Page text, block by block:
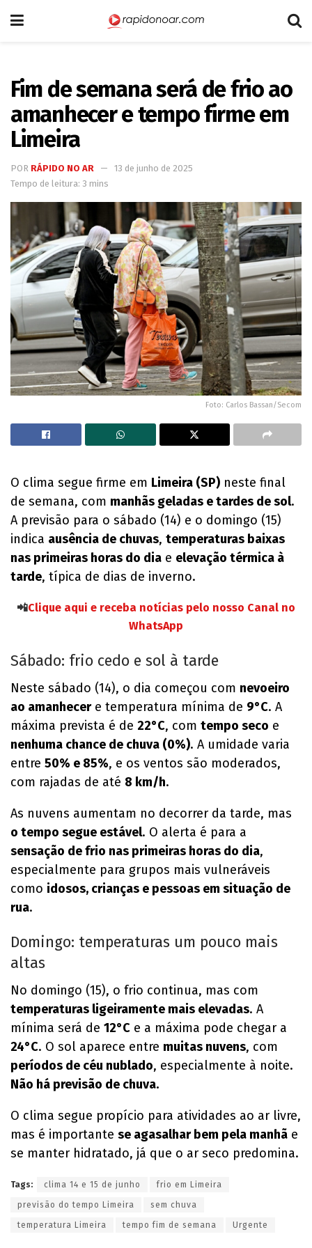
Fim de semana será de frio ao
amanhecer e tempo firme em
Limeira
POR RÁPIDO NO AR
13 de junho de 2025
Tempo de leitura: 3 mins
Foto: Carlos Bassan/Secom
O clima segue firme em Limeira (SP) neste final
de semana, com manhãs geladas e tardes de sol.
A previsão para o sábado (14) e o domingo (15)
indica ausência de chuvas, temperaturas baixas
nas primeiras horas do dia e elevação térmica à
tarde, típica de dias de inverno.
📲Clique aqui e receba notícias pelo nosso Canal no
WhatsApp
Sábado: frio cedo e sol à tarde
Neste sábado (14), o dia começou com nevoeiro
ao amanhecere temperatura mínima de 9°C. A
máxima prevista é de 22°C, com tempo seco e
nenhuma chance de chuva (0%). A umidade varia
entre 50% e 85%, e os ventos são moderados,
com rajadas de até 8 km/h.
As nuvens aumentam no decorrer da tarde, mas
o tempo segue estável. O alerta é para a
sensação de frio nas primeiras horas do dia,
especialmente para grupos mais vulneráveis
como idosos, crianças e pessoas em situação de
rua.
Domingo: temperaturas um pouco mais
altas
No domingo (15), o frio continua, mas com
temperaturas ligeiramente mais elevadas. A
mínima será de 12°C e a máxima pode chegar a
24°C. O sol aparece entre muitas nuvens, com
períodos de céu nublado, especialmente à noite.
Não há previsão de chuva.
O clima segue propício para atividades ao ar livre,
mas é importante se agasalhar bem pela manhã e
se manter hidratado, já que o ar seco predomina.
Tags: clima 14 e 15 de junho frio em Limeira
previsão do tempo Limeira sem chuva
temperatura Limeira tempo fim de semana Urgente